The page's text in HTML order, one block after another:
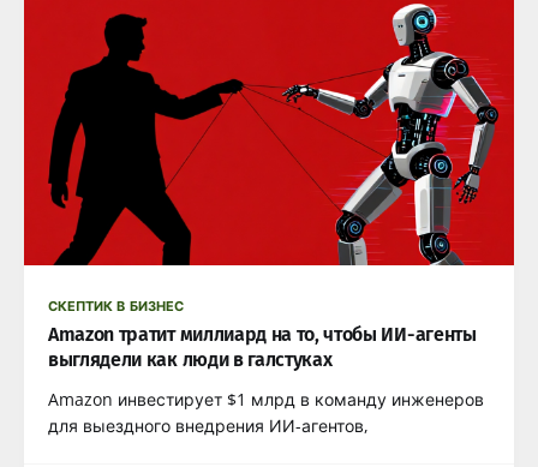
СКЕПТИК В БИЗНЕС
Amazon тратит миллиард на то, чтобы ИИ-агенты
выглядели как люди в галстуках
Amazon инвестирует $1 млрд в команду инженеров
для выездного внедрения ИИ-агентов,